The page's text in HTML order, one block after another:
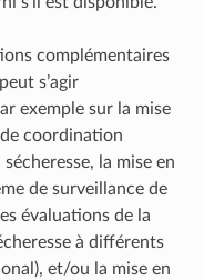
complémentaires
s’agir
exemple sur la mise
de coordination
la mise en
de surveillance de
évaluations de la
à différents
et/ou la mise en